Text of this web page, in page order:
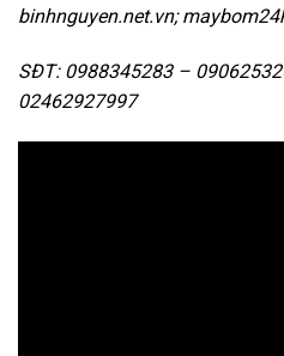
binhnguyen.net.vn;
SĐT: 0988345283 –
02462927997